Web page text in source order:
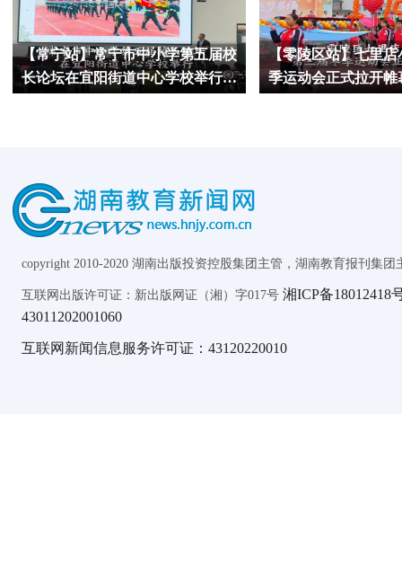
【常宁站】常宁市中小学第五届校
长论坛在宜阳街道中心学校举行
【零陵区站】七里店
季运动会正式拉开帷
copyright 2010-2020 湖南出版投资控股集团主管，湖南教育报刊集团
互联网出版许可证：新出版网证（湘）字017号 湘ICP备18012418
43011202001060
互联网新闻信息服务许可证：43120220010